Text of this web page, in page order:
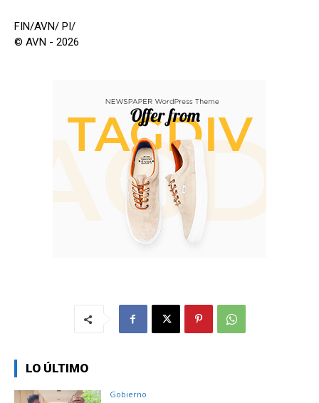
FIN/AVN/ PI/
© AVN - 2026
LO ÚLTIMO
Gobierno